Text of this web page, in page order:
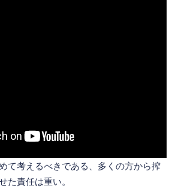
て考えるべきである、多くの方から搾
た責任は重い。